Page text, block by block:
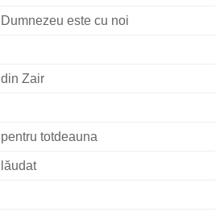
Dumnezeu este cu noi
din Zair
pentru totdeauna
lăudat